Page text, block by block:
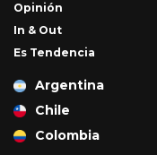
Opinión
In & Out
Es Tendencia
Argentina
Chile
Colombia